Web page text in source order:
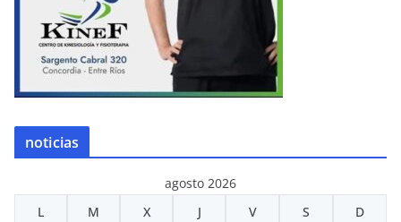
noticias
agosto 2026
L
M X J V S D